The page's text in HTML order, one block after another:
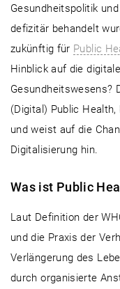
Gesundheitspolitik
defizitär behandelt
zukünftig für Public
Hinblick auf die
Gesundheitswesens?
(Digital) Public
und weist auf die
Digitalisierung hin.
Was ist Public
Laut Definition der
und die Praxis der
Verlängerung des
durch organisierte